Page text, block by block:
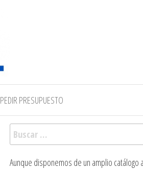
PEDIR PRESUPUESTO
Buscar:
Aunque disponemos de un amplio catálogo